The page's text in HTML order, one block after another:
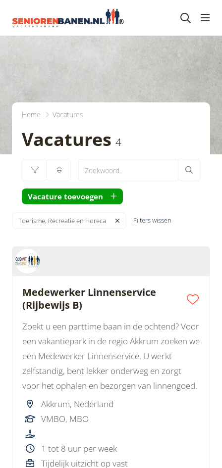
Home Vacatures
Vacatures 4
Vacature toevoegen
Toerisme, Recreatie en Horeca Filters wissen
Medewerker Linnenservice
(Rijbewijs B)
Zoekt u een parttime baan in de ochtend? Voor
een vakantiepark in de regio Akkrum zoeken we
een Medewerker Linnenservice. U werkt
zelfstandig, bent lekker onderweg en zorgt
voor het ophalen en bezorgen van linnengoed.
Akkrum, Nederland
VMBO, MBO
1 tot 8 uur per week
Tijdelijk uitzicht op vast